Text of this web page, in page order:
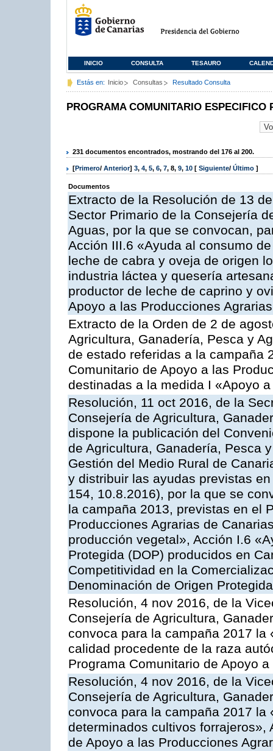
INICIO CONSULTA TESAURO
Estás en: Inicio Consultas Resultado Consulta
PROGRAMA COMUNITARIO ESPECIFICO
231 documentos encontrados, mostrando del 176 al 200.
[Primero/ Anterior] 3, 4, 5, 6, 7, 8, 9, 10 [ Siguiente/ Último ]
Documentos
Extracto de la Resolución de 13
Sector Primario de la Consejería
Aguas, por la que se convocan,
Acción III.6 «Ayuda al consumo
leche de cabra y oveja de origen
industria láctea y quesería
productor de leche de caprino y
Apoyo a las Producciones
Extracto de la Orden de 2 de
Agricultura, Ganadería, Pesca y
de estado referidas a la campaña
Comunitario de Apoyo a las
destinadas a la medida I «Apoyo
Resolución, 11 oct 2016, de la
Consejería de Agricultura,
dispone la publicación del
de Agricultura, Ganadería, Pesca
Gestión del Medio Rural de
y distribuir las ayudas previstas
154, 10.8.2016), por la que se
la campaña 2013, previstas en el
Producciones Agrarias de
producción vegetal», Acción I.6
Protegida (DOP) producidos en
Competitividad en la
Denominación de Origen
Resolución, 4 nov 2016, de la
Consejería de Agricultura,
convoca para la campaña 2017
calidad procedente de la raza
Programa Comunitario de Apoyo
Resolución, 4 nov 2016, de la
Consejería de Agricultura,
convoca para la campaña 2017 la
determinados cultivos forrajeros»,
de Apoyo a las Producciones